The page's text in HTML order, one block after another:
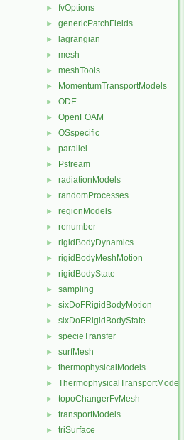
► fvOptions
► genericPatchFields
► lagrangian
► mesh
► meshTools
► MomentumTransportModels
► ODE
► OpenFOAM
► OSspecific
► parallel
► Pstream
► radiationModels
► randomProcesses
► regionModels
► renumber
► rigidBodyDynamics
► rigidBodyMeshMotion
► rigidBodyState
► sampling
► sixDoFRigidBodyMotion
► sixDoFRigidBodyState
► specieTransfer
► surfMesh
► thermophysicalModels
► ThermophysicalTransportModels
► topoChangerFvMesh
► transportModels
► triSurface